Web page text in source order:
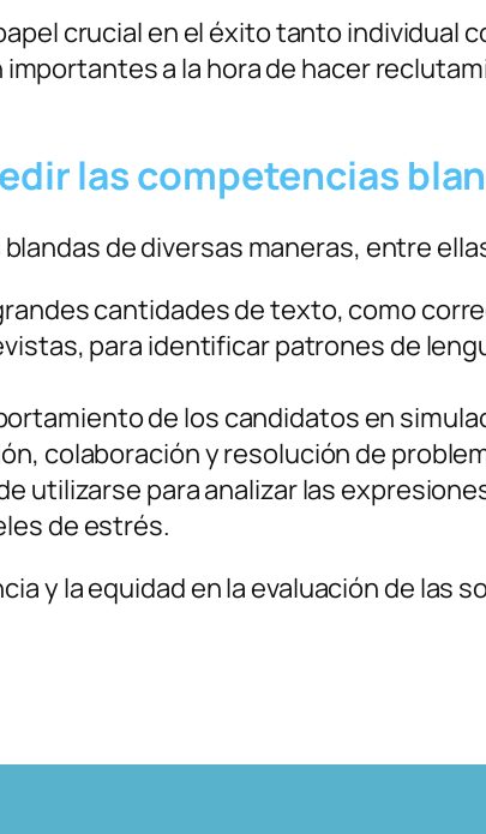
crucial en el éxito tanto individual
a la hora de hacer
las competencias
de diversas maneras, entre
cantidades de texto, como
para identificar patrones de
de los candidatos en
colaboración y resolución de
utilizarse para analizar las
de estrés.
y la equidad en la evaluación de las